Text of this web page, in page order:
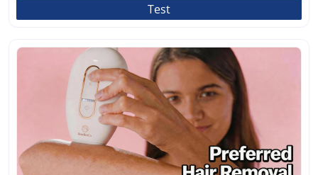
Test